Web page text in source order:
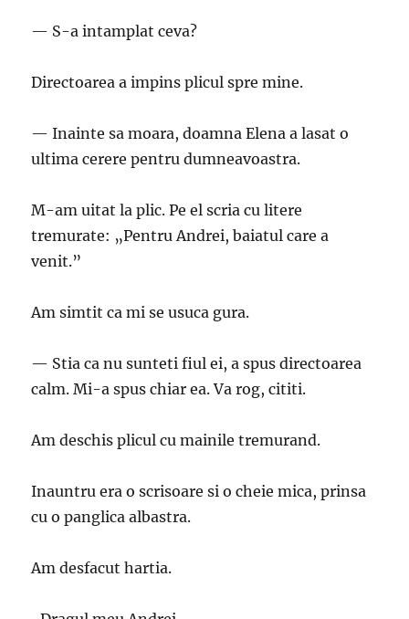
— S-a intamplat ceva?
Directoarea a impins plicul spre mine.
— Inainte sa moara, doamna Elena a lasat o
ultima cerere pentru dumneavoastra.
M-am uitat la plic. Pe el scria cu litere
tremurate: „Pentru Andrei, baiatul care a
venit.”
Am simtit ca mi se usuca gura.
— Stia ca nu sunteti fiul ei, a spus directoarea
calm. Mi-a spus chiar ea. Va rog, cititi.
Am deschis plicul cu mainile tremurand.
Inauntru era o scrisoare si o cheie mica, prinsa
cu o panglica albastra.
Am desfacut hartia.